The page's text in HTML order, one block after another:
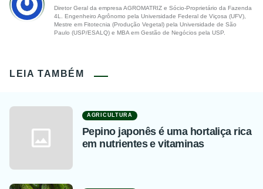
Diretor Geral da empresa AGROMATRIZ e Sócio-Proprietário da Fazenda
4L. Engenheiro Agrônomo pela Universidade Federal de Viçosa (UFV),
Mestre em Fitotecnia (Produção Vegetal) pela Universidade de São
Paulo (USP/ESALQ) e MBA em Gestão de Negócios pela USP.
LEIA TAMBÉM
AGRICULTURA
Pepino japonês é uma hortaliça rica
em nutrientes e vitaminas